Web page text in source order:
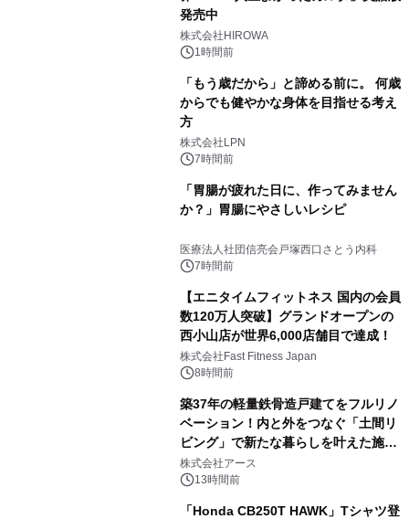
発売中
株式会社HIROWA
1時間前
「もう歳だから」と諦める前に。 何歳
からでも健やかな身体を目指せる考え
方
株式会社LPN
7時間前
「胃腸が疲れた日に、作ってみません
か？」胃腸にやさしいレシピ
医療法人社団信亮会戸塚西口さとう内科
7時間前
【エニタイムフィットネス 国内の会員
数120万人突破】グランドオープンの
西小山店が世界6,000店舗目で達成！
株式会社Fast Fitness Japan
8時間前
築37年の軽量鉄骨造戸建てをフルリノ
ベーション！内と外をつなぐ「土間リ
ビング」で新たな暮らしを叶えた施工
事例を株式会社アースが公開
株式会社アース
13時間前
「Honda CB250T HAWK」Tシャツ登